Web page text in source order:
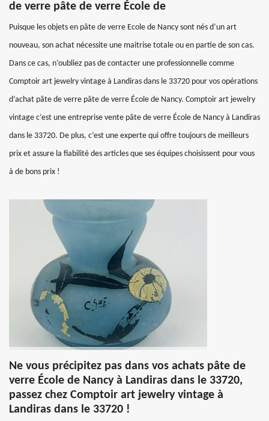
de verre pâte de verre École de
Puisque les objets en pâte de verre Ecole de Nancy sont nés d’un art
nouveau, son achat nécessite une maitrise totale ou en partie de son cas.
Dans ce cas, n’oubliez pas de contacter une professionnelle comme
Comptoir art jewelry vintage à Landiras dans le 33720 pour vos opérations
d’achat pâte de verre pâte de verre École de Nancy. Comptoir art jewelry
vintage c’est une entreprise vente pâte de verre École de Nancy à Landiras
dans le 33720. De plus, c’est une experte qui offre toujours de meilleurs
prix et assure la fiabilité des articles que ses équipes choisissent pour vous
à de bons prix !
Ne vous précipitez pas dans vos achats pâte de
verre École de Nancy à Landiras dans le 33720,
passez chez Comptoir art jewelry vintage à
Landiras dans le 33720 !